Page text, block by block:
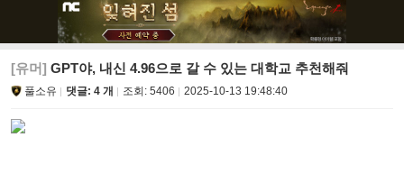
[유머] GPT야, 내신 4.96으로 갈 수 있는 대학교 추천해줘
풀소유 댓글: 4 개 조회: 5406 2025-10-13 19:48:40